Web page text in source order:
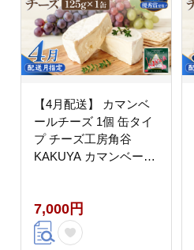
【4月配送】 カマンベ
ールチーズ 1個 缶タイ
プ チーズ工房角谷
KAKUYA カマンベール
7,000円